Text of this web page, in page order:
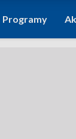
Programy